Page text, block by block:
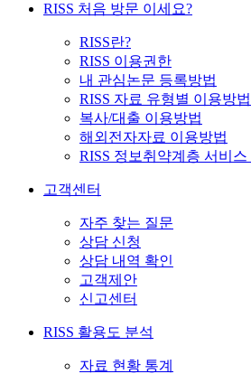
RISS 처음 방문 이세요?
RISS란?
RISS 이용권한
내 관심논문 등록방법
RISS 자료 유형별 이용방법
복사/대출 이용방법
해외전자자료 이용방법
RISS 정보취약계층 서비스
고객센터
자주 찾는 질문
상담 신청
상담 내역 확인
고객제안
신고센터
RISS 활용도 분석
자료 현황 통계